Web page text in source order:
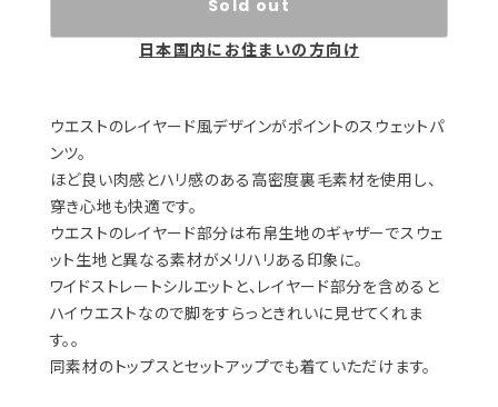
Sold out
日本国内にお住まいの方向け
ウエストのレイヤード風デザインがポイントのスウェットパ
ンツ。
ほど良い肉感とハリ感のある高密度裏毛素材を使用し、
穿き心地も快適です。
ウエストのレイヤード部分は布帛生地のギャザーでスウェ
ット生地と異なる素材がメリハリある印象に。
ワイドストレートシルエットと、レイヤード部分を含めると
ハイウエストなので脚をすらっときれいに見せてくれま
す。。
同素材のトップスとセットアップでも着ていただけます。